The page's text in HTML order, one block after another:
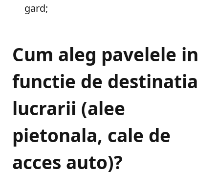
gard;
Cum aleg pavelele in
functie de destinatia
lucrarii (alee
pietonala, cale de
acces auto)?